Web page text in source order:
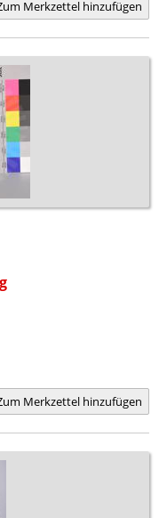
Merkzettel hinzufügen
Merkzettel hinzufügen